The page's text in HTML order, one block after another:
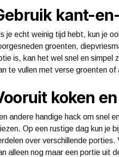
kant-
je echt weinig tijd hebt, kun je
groenten,
is, kan het wel snel en simpel
te vullen met verse groenten
koken
andere handige hack om snel
Op een rustige dag kun je
over verschillende
alleen nog maar een portie uit